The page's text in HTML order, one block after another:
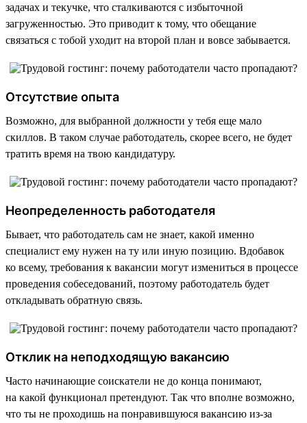
задачах и текучке, что сталкиваются с избыточной
загруженностью. Это приводит к тому, что обещание
связаться с тобой уходит на второй план и вовсе забывается.
Отсутствие опыта
Возможно, для выбранной должности у тебя еще мало
скиллов. В таком случае работодатель, скорее всего, не будет
тратить время на твою кандидатуру.
Неопределенность работодателя
Бывает, что работодатель сам не знает, какой именно
специалист ему нужен на ту или иную позицию. Вдобавок
ко всему, требования к вакансии могут измениться в процессе
проведения собеседований, поэтому работодатель будет
откладывать обратную связь.
Отклик на неподходящую вакансию
Часто начинающие соискатели не до конца понимают,
на какой функционал претендуют. Так что вполне возможно,
что ты не проходишь на понравившуюся вакансию из-за